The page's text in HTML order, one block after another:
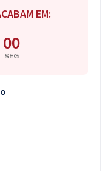
EM:
00
SEG